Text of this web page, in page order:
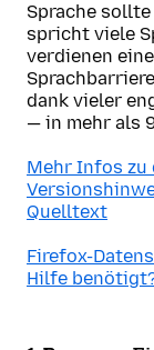
Sprache
spricht viele
verdienen
dank vieler
— in mehr als
Mehr Infos zu
Quelltext
Firefox-
Hilfe